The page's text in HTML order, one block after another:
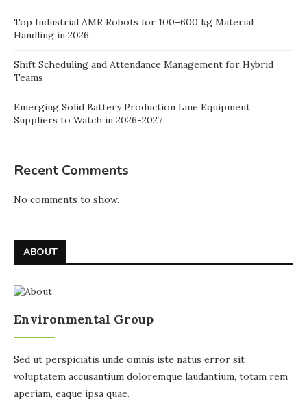
Top Industrial AMR Robots for 100–600 kg Material
Handling in 2026
Shift Scheduling and Attendance Management for Hybrid
Teams
Emerging Solid Battery Production Line Equipment
Suppliers to Watch in 2026-2027
Recent Comments
No comments to show.
ABOUT
Environmental Group
Sed ut perspiciatis unde omnis iste natus error sit
voluptatem accusantium doloremque laudantium, totam rem
aperiam, eaque ipsa quae.